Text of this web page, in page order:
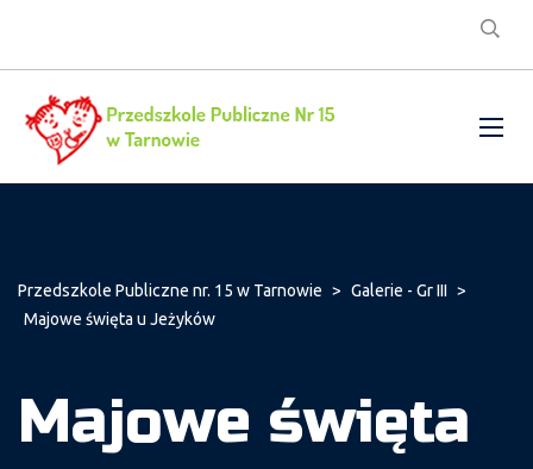
Przedszkole Publiczne nr. 15 w Tarnowie > Galerie - Gr III >
Majowe święta u Jeżyków
Majowe święta